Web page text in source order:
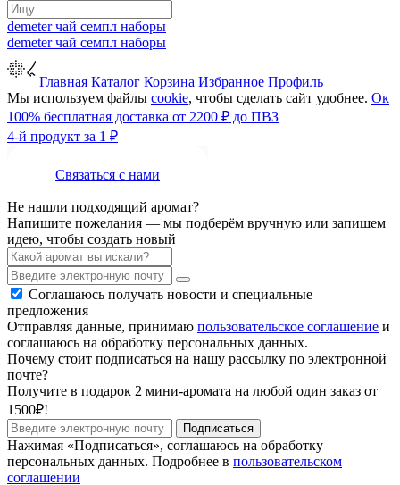
demeterчай семпл наборы
demeterчай семпл наборы
Главная Каталог Корзина Избранное Профиль
Мы используем файлы cookie, чтобы сделать сайт удобнее. Ок
100% бесплатная доставка от 2200 ₽ до ПВЗ
4-й продукт за 1 ₽
Связаться с нами
Не нашли подходящий аромат?
Напишите пожелания — мы подберём вручную или запишем
идею, чтобы создать новый
Соглашаюсь получать новости и специальные
предложения
Отправляя данные, принимаю пользовательское соглашение и
соглашаюсь на обработку персональных данных.
Почему стоит подписаться на нашу рассылку по электронной
почте?
Получите в подарок 2 мини-аромата на любой один заказ от
1500₽!
Подписаться
Нажимая «Подписаться», соглашаюсь на обработку
персональных данных. Подробнее в пользовательском
соглашении